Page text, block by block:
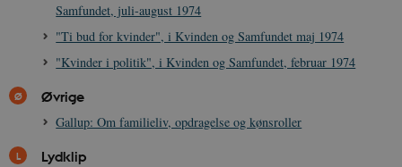
Samfundet, juli-august 1974
"Ti bud for kvinder", i Kvinden og Samfundet maj 1974
"Kvinder i politik", i Kvinden og Samfundet, februar 1974
Øvrige
Gallup: Om familieliv, opdragelse og kønsroller
Lydklip
JSESSIONID
Oracle Corporation